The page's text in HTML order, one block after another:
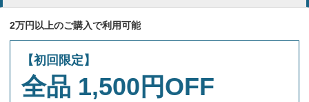
2万円以上のご購入で利用可能
【初回限定】
全品 1,500円OFF